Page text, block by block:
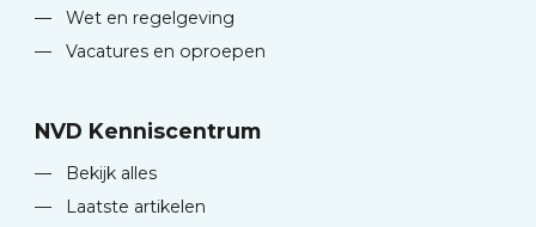
—
Wet en regelgeving
—
Vacatures en oproepen
NVD Kenniscentrum
—
Bekijk alles
—
Laatste artikelen